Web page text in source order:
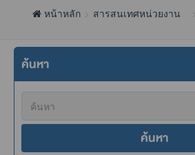
หน้าหลัก สารสนเทศหน่วยงาน
ค้นหา
ค้นหา